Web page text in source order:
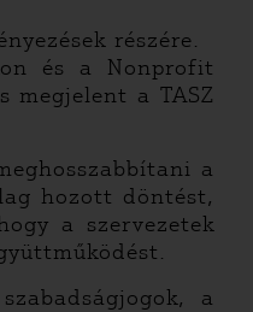
részére.
és a Nonprofit
a TASZ
a
hozott döntést,
a szervezetek
a